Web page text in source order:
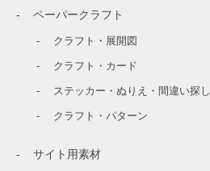
ペーパークラフト
クラフト・展開図
クラフト・カード
ステッカー・ぬりえ・間違い探し
クラフト・パターン
サイト用素材